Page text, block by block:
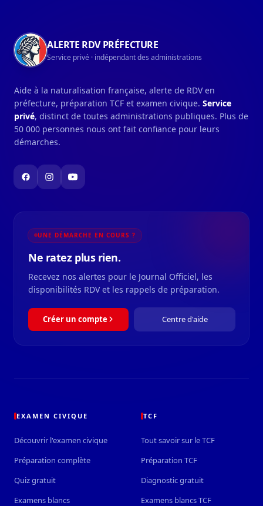
ALERTE RDV PRÉFECTURE
Service privé · indépendant des administrations
Aide à la naturalisation française, alerte de RDV en
préfecture, préparation TCF et examen civique. Service
privé, distinct de toutes administrations publiques. Plus de
50 000 personnes nous ont fait confiance pour leurs
démarches.
UNE DÉMARCHE EN COURS ?
Ne ratez plus rien.
Recevez nos alertes pour le Journal Officiel, les
disponibilités RDV et les rappels de préparation.
Créer un compte Centre d'aide
EXAMEN CIVIQUE
Découvrir l'examen civique
Préparation complète
Quiz gratuit
Examens blancs
TCF
Tout savoir sur le TCF
Préparation TCF
Diagnostic gratuit
Examens blancs TCF